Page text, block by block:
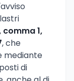
comma 1,
, che
mediante
di